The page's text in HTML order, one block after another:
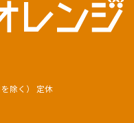
除く） 定休